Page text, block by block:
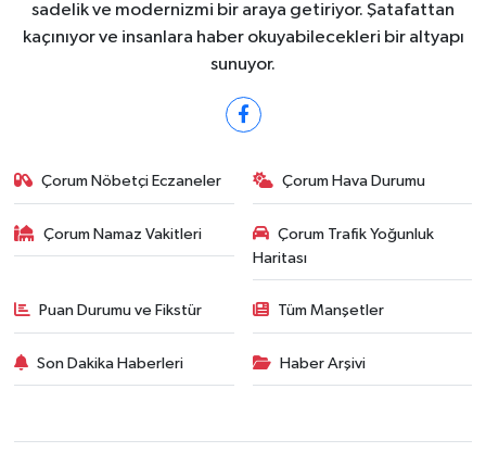
sadelik ve modernizmi bir araya getiriyor. Şatafattan
kaçınıyor ve insanlara haber okuyabilecekleri bir altyapı
sunuyor.
Çorum Nöbetçi Eczaneler Çorum Hava Durumu
Çorum Namaz Vakitleri
Çorum Trafik Yoğunluk
Haritası
Puan Durumu ve Fikstür Tüm Manşetler
Son Dakika Haberleri Haber Arşivi